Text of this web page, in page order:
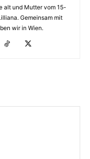
alt und Mutter vom 15-
Gemeinsam mit
wir in Wien.